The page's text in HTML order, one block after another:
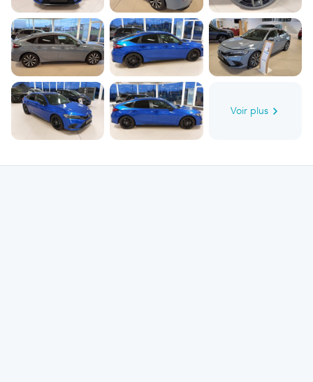
trouver le meilleur coût pour la réparation ou l'entretien de votre voiture.
Faites des bonnes affaires grâce à bolid. Vous constaterez dès lors que vous
avez la possibilité de examiner de nombreux garages qui, au même titre que
le garage Mario Motor, sont existants aux environs de Irchonwelz. Il est
possible de les étudier grâce à leurs reviews, à leur photographies et leur
implantation. Si vous voulez sélectionner le garage Mario Motor, adressez-
vous au +32 68 26 95 95 pour papoter de votre demande et prendre rendez-
vous.
Voir plus